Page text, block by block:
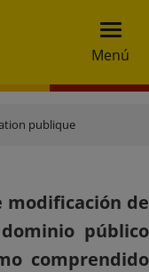
Menú
publique
modificación de
público
comprendido